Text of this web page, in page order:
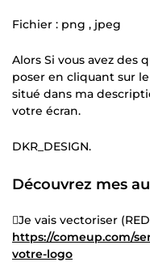
Fichier : png , jpeg
Alors Si vous avez des
poser en cliquant sur
situé dans ma
votre écran.
DKR_DESIGN.
Découvrez mes
Je vais vectoriser
https://comeup.com/
votre-logo